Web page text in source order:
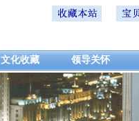
文化收藏 领导关怀